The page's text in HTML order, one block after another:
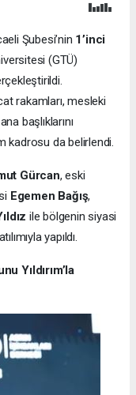
Şubesi’nin 1’inci
(GTÜ)
rakamları, mesleki
başlıklarını
kadrosu da belirlendi.
Gürcan, eski
Egemen Bağış,
ile bölgenin siyasi
yapıldı.
Yıldırım’la